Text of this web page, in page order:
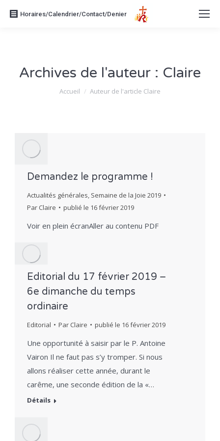
Horaires/Calendrier/Contact/Denier
Archives de l'auteur : Claire
Vous êtes ici :
Accueil Auteur de l'article Claire
Demandez le programme !
Actualités générales, Semaine de la Joie 2019
Par Claire publié le 16 février 2019
Voir en plein écranAller au contenu PDF
Editorial du 17 février 2019 –
6e dimanche du temps
ordinaire
Editorial Par Claire publié le 16 février 2019
Une opportunité à saisir par le P. Antoine
Vairon Il ne faut pas s’y tromper. Si nous
allons réaliser cette année, durant le
carême, une seconde édition de la «…
Détails